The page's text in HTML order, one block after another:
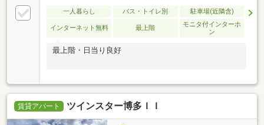
一人暮らし バス・トイレ別 駐車場(近隣含)
インターネット無料 最上階
モニタ付インターホ
ン
最上階・日当り良好
賃貸アパート ツインスター博多ＩＩ